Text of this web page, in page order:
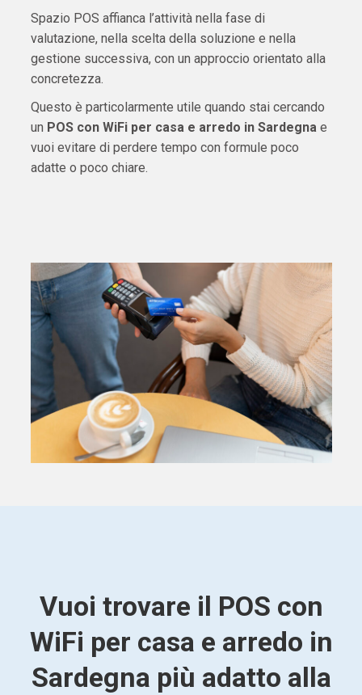
Spazio POS affianca l’attività nella fase di
valutazione, nella scelta della soluzione e nella
gestione successiva, con un approccio orientato alla
concretezza.
Questo è particolarmente utile quando stai cercando
un POS con WiFi per casa e arredo in Sardegnae
vuoi evitare di perdere tempo con formule poco
adatte o poco chiare.
Vuoi trovare il POS con
WiFi per casa e arredo in
Sardegna più adatto alla